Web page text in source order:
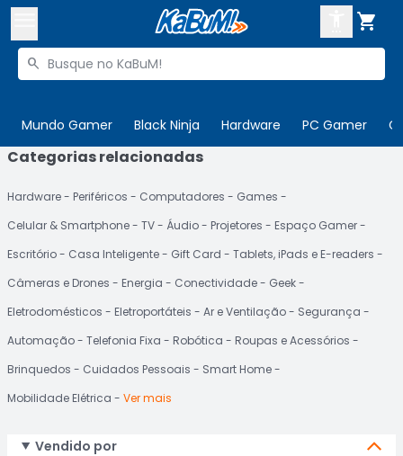

Buscar produtos

Mundo Gamer Black Ninja Hardware PC Gamer
Olá. Acesse sua conta
 Departamentos
Cupons
Mais Vendidos
ENTRE
CADASTRE-SE
Categorias relacionadas
Hardware Periféricos Computadores
Games
Celular & Smartphone
TV Áudio Projetores
Espaço Gamer
Escritório
Casa Inteligente Gift Card
Tablets, iPads e E-readers
Câmeras e Drones
Energia Conectividade
Geek
Eletrodomésticos
Eletroportáteis Ar e Ventilação
Segurança
Automação
Telefonia Fixa Robótica
Roupas e Acessórios
Brinquedos
Cuidados Pessoais
Smart Home
Mobilidade Elétrica
Ver mais
Vendido por